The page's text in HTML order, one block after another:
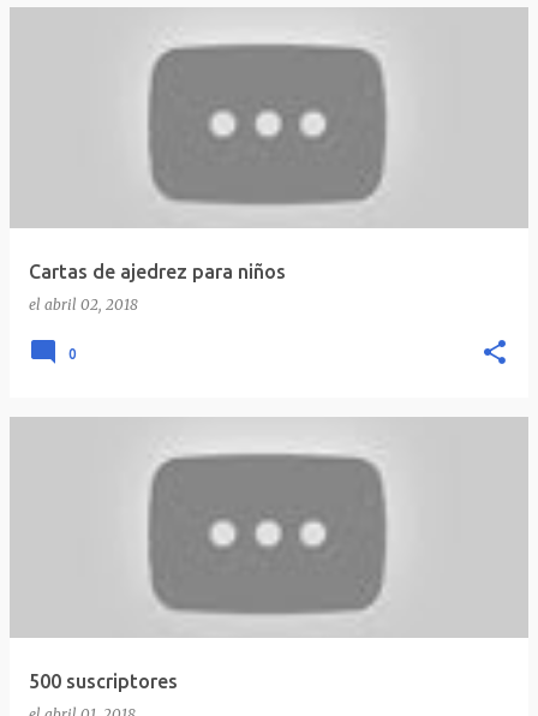
Cartas de ajedrez para niños
el abril 02, 2018
0
500 suscriptores